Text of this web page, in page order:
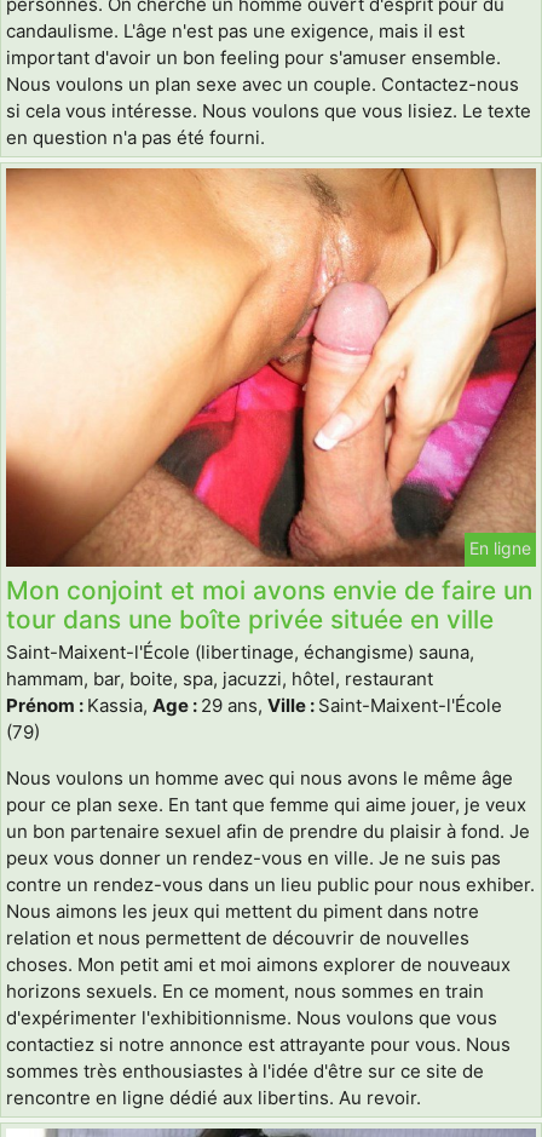
candaulisme. L'âge n'est pas une exigence, mais il est
important d'avoir un bon feeling pour s'amuser ensemble.
Nous voulons un plan sexe avec un couple. Contactez-nous
si cela vous intéresse. Nous voulons que vous lisiez. Le texte
en question n'a pas été fourni.
En ligne
Mon conjoint et moi avons envie de faire un
tour dans une boîte privée située en ville
Saint-Maixent-l'École (libertinage, échangisme) sauna,
hammam, bar, boite, spa, jacuzzi, hôtel, restaurant
Prénom : Kassia, Age : 29 ans, Ville : Saint-Maixent-l'École
(79)
Nous voulons un homme avec qui nous avons le même âge
pour ce plan sexe. En tant que femme qui aime jouer, je veux
un bon partenaire sexuel afin de prendre du plaisir à fond. Je
peux vous donner un rendez-vous en ville. Je ne suis pas
contre un rendez-vous dans un lieu public pour nous exhiber.
Nous aimons les jeux qui mettent du piment dans notre
relation et nous permettent de découvrir de nouvelles
choses. Mon petit ami et moi aimons explorer de nouveaux
horizons sexuels. En ce moment, nous sommes en train
d'expérimenter l'exhibitionnisme. Nous voulons que vous
contactiez si notre annonce est attrayante pour vous. Nous
sommes très enthousiastes à l'idée d'être sur ce site de
rencontre en ligne dédié aux libertins. Au revoir.